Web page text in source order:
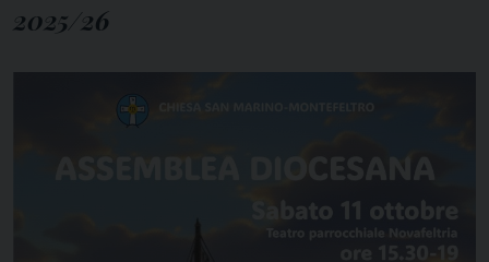
2025/26